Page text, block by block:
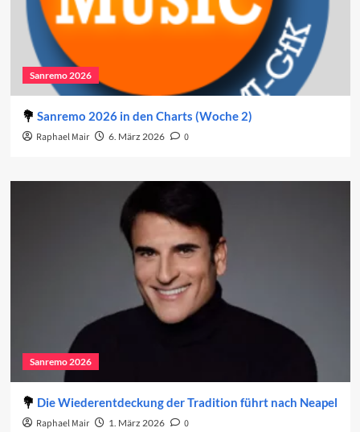
Sanremo 2026
Sanremo 2026 in den Charts (Woche 2)
Raphael Mair 6. März 2026 0
Sanremo 2026
Die Wiederentdeckung der Tradition führt nach Neapel
Raphael Mair 1. März 2026 0